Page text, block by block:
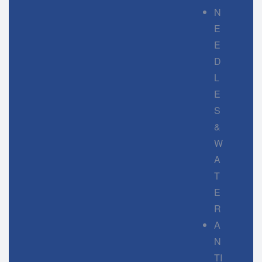
N
E
E
D
L
E
S
&
W
A
T
E
R
A
N
TI